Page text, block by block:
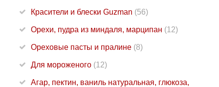
Красители и блески Guzman (56)
Орехи, пудра из миндаля, марципан (12)
Ореховые пасты и пралине (8)
Для мороженого (12)
Агар, пектин, ваниль натуральная, глюкоза,